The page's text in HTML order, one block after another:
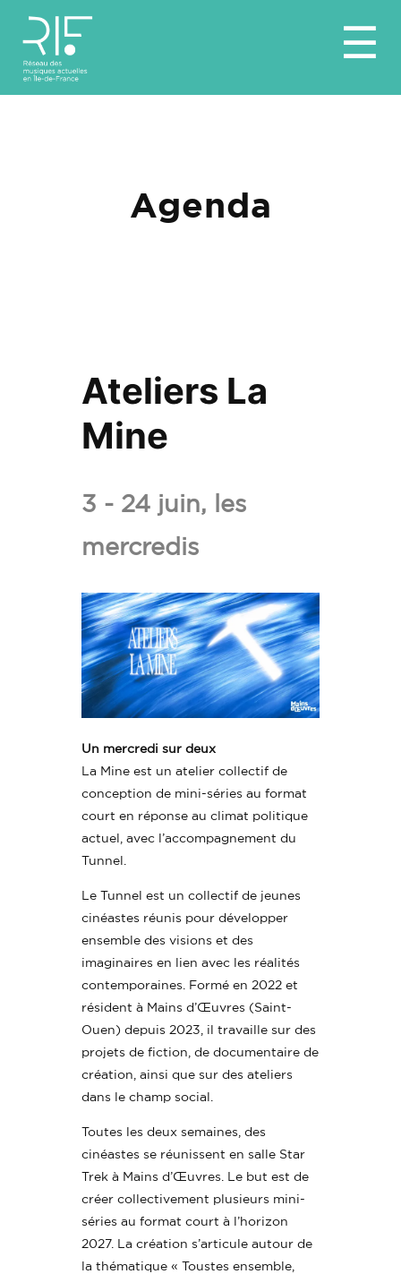
☰
Agenda
Ateliers La
Mine
Ateliers
La
Mine
aux
favoris.
3 - 24 juin, les
mercredis
Un mercredi sur deux
La Mine est un atelier collectif de
conception de mini-séries au format
court en réponse au climat politique
actuel, avec l’accompagnement du
Tunnel.
Le Tunnel est un collectif de jeunes
cinéastes réunis pour développer
ensemble des visions et des
imaginaires en lien avec les réalités
contemporaines. Formé en 2022 et
résident à Mains d’Œuvres (Saint-
Ouen) depuis 2023, il travaille sur des
projets de fiction, de documentaire de
création, ainsi que sur des ateliers
dans le champ social.
Toutes les deux semaines, des
cinéastes se réunissent en salle Star
Trek à Mains d’Œuvres. Le but est de
créer collectivement plusieurs mini-
séries au format court à l’horizon
2027. La création s’articule autour de
la thématique « Toustes ensemble,